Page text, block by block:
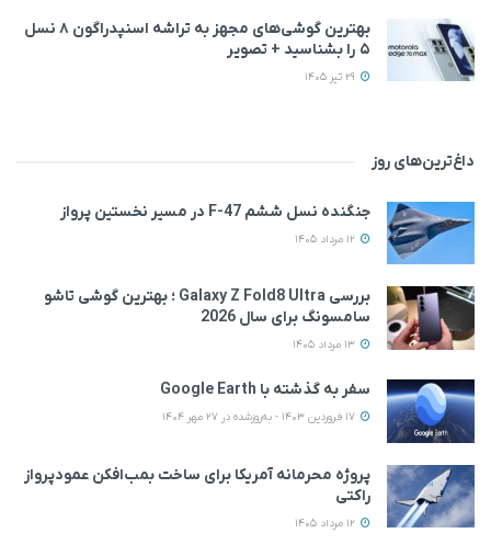
بهترین گوشی‌های مجهز به تراشه اسنپدراگون ۸ نسل
۵ را بشناسید + تصویر
داغ‌ترین‌های روز
جنگنده نسل ششم F-47 در مسیر نخستین پرواز
بررسی Galaxy Z Fold8 Ultra ؛ بهترین گوشی تاشو
سامسونگ برای سال 2026
سفر به گذشته با Google Earth
پروژه محرمانه آمریکا برای ساخت بمب‌افکن عمودپرواز
راکتی